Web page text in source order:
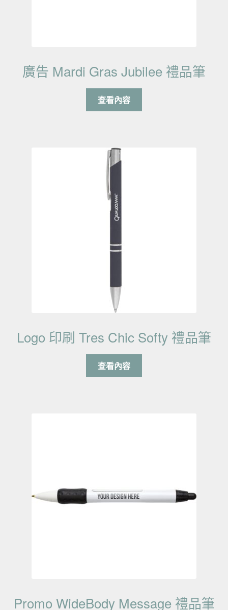
廣告 Mardi Gras Jubilee 禮品筆
查看內容
Logo 印刷 Tres Chic Softy 禮品筆
查看內容
Promo WideBody Message 禮品筆